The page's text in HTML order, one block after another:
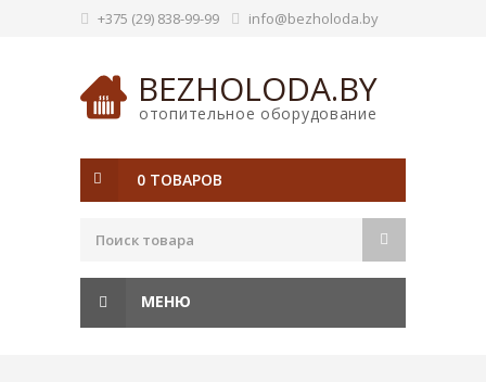
+375 (29) 838-99-99 info@bezholoda.by
BEZHOLODA.BY
отопительное оборудование
0 ТОВАРОВ
МЕНЮ